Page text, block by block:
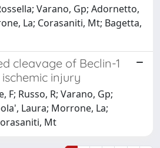
Varano, Gp; Adornetto,
La; Corasaniti, Mt; Bagetta,
cleavage of Beclin-1
injury
F; Russo, R; Varano, Gp;
Laura; Morrone, La;
Mt